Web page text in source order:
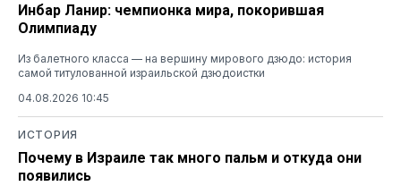
Инбар Ланир: чемпионка мира, покорившая
Олимпиаду
Из балетного класса — на вершину мирового дзюдо: история
самой титулованной израильской дзюдоистки
04.08.2026 10:45
ИСТОРИЯ
Почему в Израиле так много пальм и откуда они
появились